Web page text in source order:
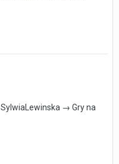
SylwiaLewinska → Gry na